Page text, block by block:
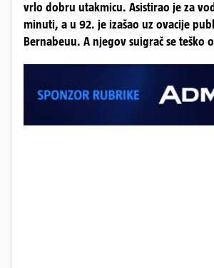
vrlo dobru utakmicu. Asistirao je za
minuti, a u 92. je izašao uz ovacije
Bernabeuu. A njegov suigrač se teško